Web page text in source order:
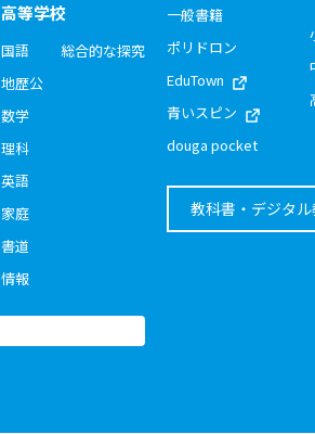
高等学校
国語
地歴公
数学
理科
英語
家庭
書道
情報
総合的な探究
一般書籍
ポリドロン
EduTown
青いスピン
douga pocket
教科書・デジタ